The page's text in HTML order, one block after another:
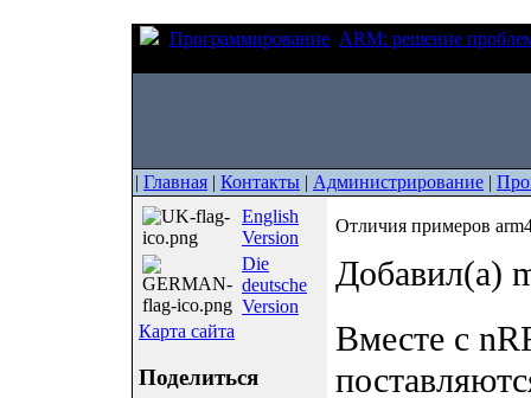
Программирование ARM: решение
| Главная | Контакты | Администрирование |
English
Version
Die
deutsche
Version
Карта сайта
Поделиться
Отличия примеров
Добавил(а)
Вместе с